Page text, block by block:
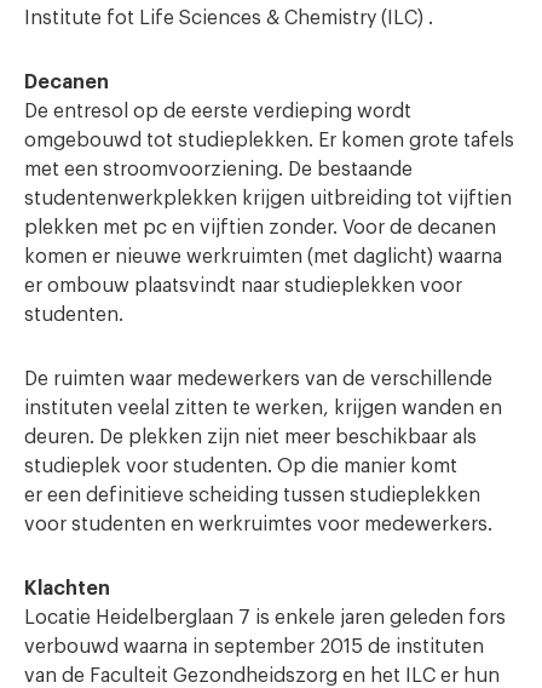
Institute fot Life Sciences & Chemistry (ILC) .
Decanen
De entresol op de eerste verdieping wordt
omgebouwd tot studieplekken. Er komen grote tafels
met een stroomvoorziening. De bestaande
studentenwerkplekken krijgen uitbreiding tot vijftien
plekken met pc en vijftien zonder. Voor de decanen
komen er nieuwe werkruimten (met daglicht) waarna
er ombouw plaatsvindt naar studieplekken voor
studenten.
De ruimten waar medewerkers van de verschillende
instituten veelal zitten te werken, krijgen wanden en
deuren. De plekken zijn niet meer beschikbaar als
studieplek voor studenten. Op die manier komt
er een definitieve scheiding tussen studieplekken
voor studenten en werkruimtes voor medewerkers.
Klachten
Locatie Heidelberglaan 7 is enkele jaren geleden fors
verbouwd waarna in september 2015 de instituten
van de Faculteit Gezondheidszorg en het ILC er hun